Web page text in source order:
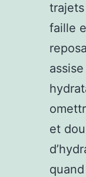
faille
et